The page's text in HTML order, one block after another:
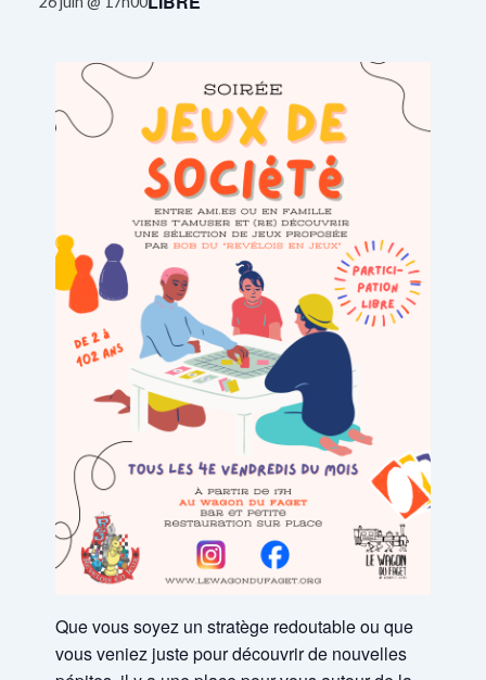
Que vous soyez un stratège redoutable ou que
vous veniez juste pour découvrir de nouvelles